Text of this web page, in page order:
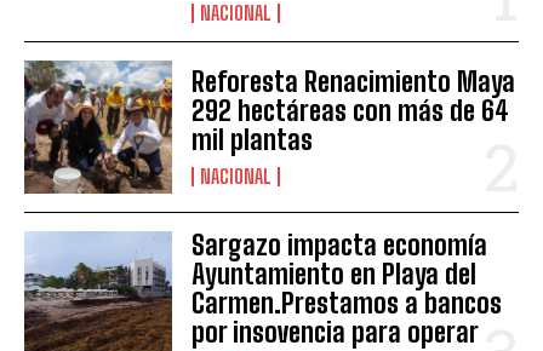
NACIONAL
Reforesta Renacimiento Maya
292 hectáreas con más de 64
mil plantas
NACIONAL
Sargazo impacta economía
Ayuntamiento en Playa del
Carmen.Prestamos a bancos
por insovencia para operar